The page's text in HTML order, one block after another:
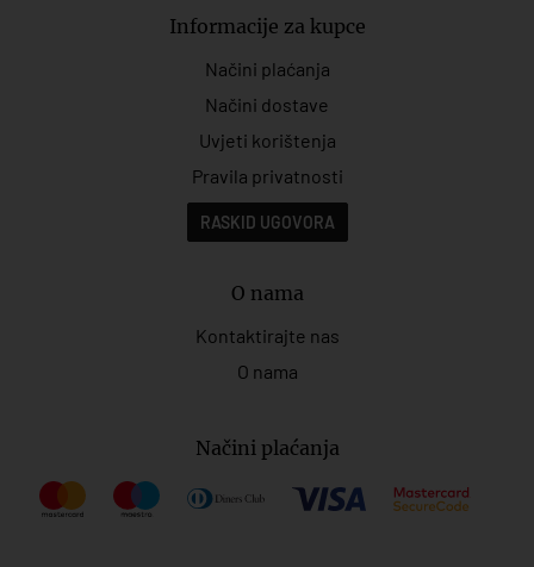
Informacije za kupce
Načini plaćanja
Načini dostave
Uvjeti korištenja
Pravila privatnosti
RASKID UGOVORA
O nama
Kontaktirajte nas
O nama
Načini plaćanja